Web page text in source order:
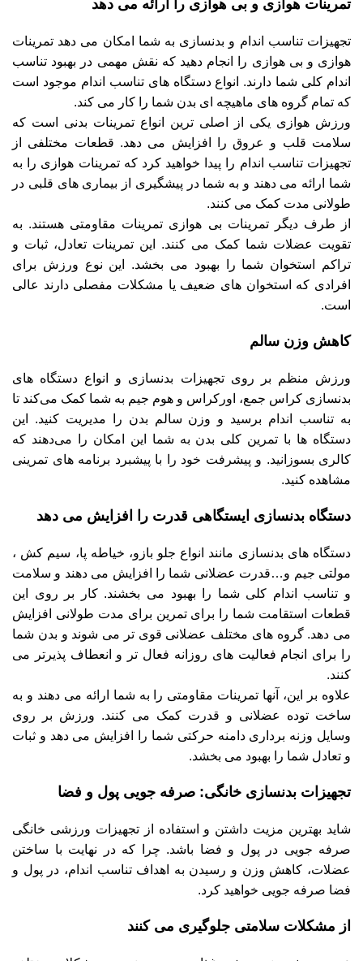
تمرینات هوازی و بی هوازی را ارائه می دهد
تجهیزات تناسب اندام و بدنسازی به شما امکان می دهد تمرینات
هوازی و بی هوازی را انجام دهید که نقش مهمی در بهبود تناسب
اندام کلی شما دارند. انواع دستگاه های تناسب اندام موجود است
که تمام گروه های ماهیچه ای بدن شما را کار می کند.
ورزش هوازی یکی از اصلی ترین انواع تمرینات بدنی است که
سلامت قلب و عروق را افزایش می دهد. قطعات مختلفی از
تجهیزات تناسب اندام را پیدا خواهید کرد که تمرینات هوازی را به
شما ارائه می دهند و به شما در پیشگیری از بیماری های قلبی در
طولانی مدت کمک می کنند.
از طرف دیگر تمرینات بی هوازی تمرینات مقاومتی هستند. به
تقویت عضلات شما کمک می کنند. این تمرینات تعادل، ثبات و
تراکم استخوان شما را بهبود می بخشد. این نوع ورزش برای
افرادی که استخوان های ضعیف یا مشکلات مفصلی دارند عالی
است.
کاهش وزن سالم
ورزش منظم بر روی تجهیزات بدنسازی و انواع دستگاه های
بدنسازی کراس جمع، اورکراس و هوم جیم به شما کمک می‌کند تا
به تناسب اندام برسید و وزن سالم بدن را مدیریت کنید. این
دستگاه ها با تمرین کلی بدن به شما این امکان را می‌دهند که
کالری بسوزانید. و پیشرفت خود را با پیشبرد برنامه های تمرینی
مشاهده کنید.
دستگاه بدنسازی ایستگاهی قدرت را افزایش می دهد
دستگاه های بدنسازی مانند انواع جلو بازو، خیاطه پا، سیم کش ،
مولتی جیم و…قدرت عضلانی شما را افزایش می دهند و سلامت
و تناسب اندام کلی شما را بهبود می بخشند. کار بر روی این
قطعات استقامت شما را برای تمرین برای مدت طولانی افزایش
می دهد. گروه های مختلف عضلانی قوی تر می شوند و بدن شما
را برای انجام فعالیت های روزانه فعال تر و انعطاف پذیرتر می
کنند.
علاوه بر این، آنها تمرینات مقاومتی را به شما ارائه می دهند و به
ساخت توده عضلانی و قدرت کمک می کنند. ورزش بر روی
وسایل وزنه برداری دامنه حرکتی شما را افزایش می دهد و ثبات
و تعادل شما را بهبود می بخشد.
تجهیزات بدنسازی خانگی: صرفه جویی پول و فضا
شاید بهترین مزیت داشتن و استفاده از تجهیزات ورزشی خانگی
صرفه جویی در پول و فضا باشد. چرا که در نهایت با ساختن
عضلات، کاهش وزن و رسیدن به اهداف تناسب اندام، در پول و
فضا صرفه جویی خواهید کرد.
از مشکلات سلامتی جلوگیری می کنند